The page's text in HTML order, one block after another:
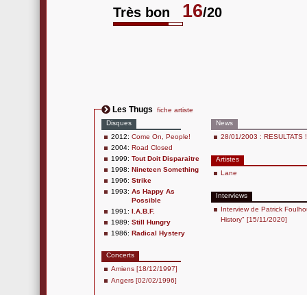
Très bon
16/20
Les Thugs
fiche artiste
Disques
2012: Come On, People!
2004: Road Closed
1999: Tout Doit Disparaitre
1998: Nineteen Something
1996: Strike
1993: As Happy As
Possible
1991: I.A.B.F.
1989: Still Hungry
1986: Radical Hystery
Concerts
Amiens [18/12/1997]
Angers [02/02/1996]
News
28/01/2003 : RESULTATS
Artistes
Lane
Interviews
Interview de Patrick
History" [15/11/2020]